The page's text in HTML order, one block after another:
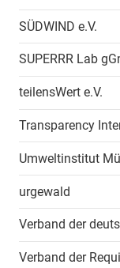
SÜDWIND e.V.
SUPERRR Lab
teilensWert e.V.
Transparency
Umweltinstitut
urgewald
Verband der
Verband der